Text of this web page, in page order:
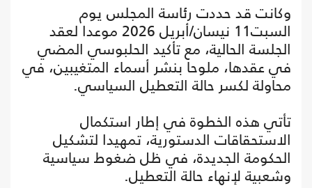
وكانت قد حددت رئاسة المجلس يوم
السبت11 نيسان/أبريل 2026 موعدا لعقد
الجلسة الحالية، مع تأكيد الحلبوسي المضي
في عقدها، ملوحا بنشر أسماء المتغيبين، في
محاولة لكسر حالة التعطيل السياسي.
تأتي هذه الخطوة في إطار استكمال
الاستحقاقات الدستورية، تمهيدا لتشكيل
الحكومة الجديدة، في ظل ضغوط سياسية
وشعبية لإنهاء حالة التعطيل.